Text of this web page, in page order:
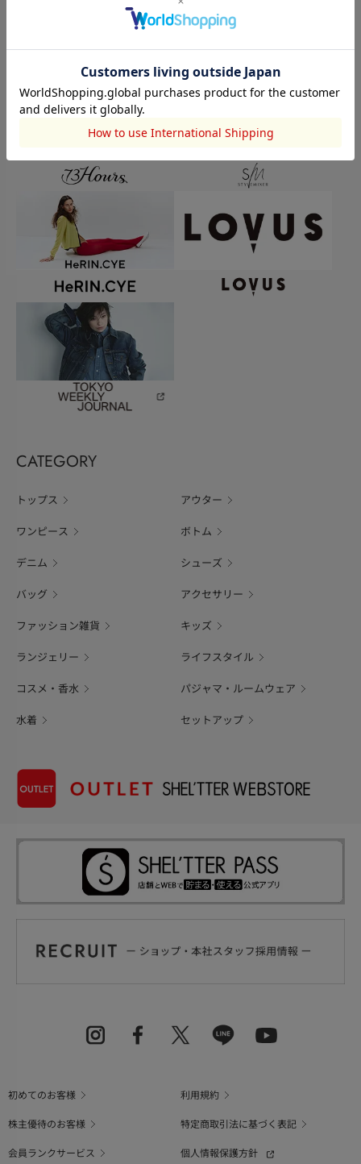
CATEGORY
トップス アウター
ワンピース ボトム
デニム シューズ
バッグ アクセサリー
ファッション雑貨 キッズ
ランジェリー ライフスタイル
コスメ・香水 パジャマ・ルームウェア
水着 セットアップ
初めてのお客様
利用規約
株主優待のお客様
特定商取引法に基づく表記
会員ランクサービス
個人情報保護方針